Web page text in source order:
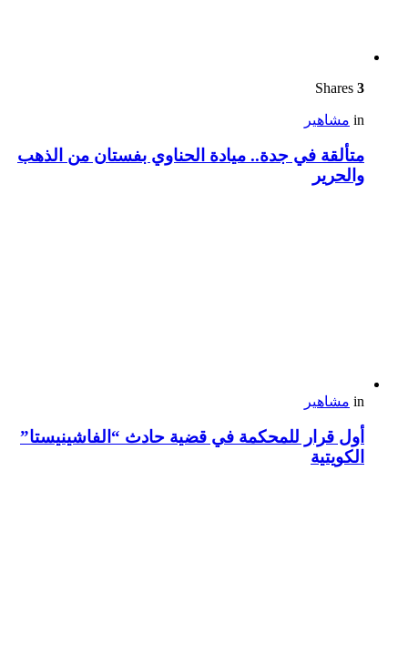
3
in مشاهير
متألقة في جدة.. ميادة الحناوي بفستان من الذهب
والحرير
in مشاهير
أول قرار للمحكمة في قضية حادث “الفاشينيستا”
الكويتية